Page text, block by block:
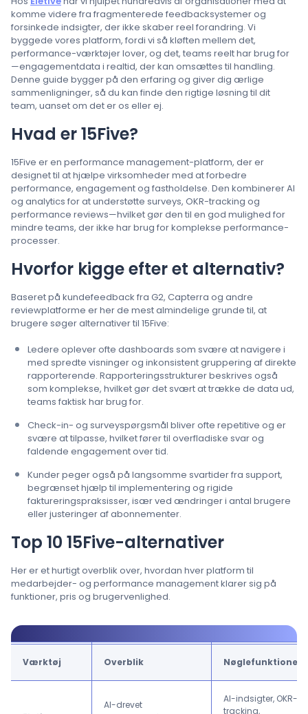
komme videre fra fragmenterede feedbacksystemer og
forsinkede indsigter, der ikke skaber reel forandring. Vi
byggede vores platform, fordi vi så kløften mellem det,
performance-værktøjer lover, og det, teams reelt har brug for
—engagementdata i realtid, der kan omsættes til handling.
Denne guide bygger på den erfaring og giver dig ærlige
sammenligninger, så du kan finde den rigtige løsning til dit
team, uanset om det er os eller ej.
Hvad er 15Five?
15Five er en performance management-platform, der er
designet til at hjælpe virksomheder med at forbedre
performance, engagement og fastholdelse. Den kombinerer AI
og analytics for at understøtte surveys, OKR-tracking og
performance reviews—hvilket gør den til en god mulighed for
mindre teams, der ikke har brug for komplekse performance-
processer.
Hvorfor kigge efter et alternativ?
Baseret på kundefeedback fra G2, Capterra og andre
reviewplatforme er her de mest almindelige grunde til, at
brugere søger alternativer til 15Five:
Ledere oplever ofte dashboards som svære at navigere i
med spredte visninger og inkonsistent gruppering af direkte
rapporterende. Rapporteringsstrukturer beskrives også
som komplekse, hvilket gør det svært at trække de data ud,
teams faktisk har brug for.
Check-in- og surveyspørgsmål bliver ofte repetitive og er
svære at tilpasse, hvilket fører til overfladiske svar og
faldende engagement over tid.
Kunder peger også på langsomme svartider fra support,
begrænset hjælp til implementering og rigide
faktureringspraksisser, især ved ændringer i antal brugere
eller justeringer af abonnementer.
Top 10 15Five-alternativer
Her er et hurtigt overblik over, hvordan hver platform til
medarbejder- og performance management klarer sig på
funktioner, pris og brugervenlighed.
Værktøj Overblik Nøglefunktioner
AI-drevet
AI-indsigter, OKR-
tracking,